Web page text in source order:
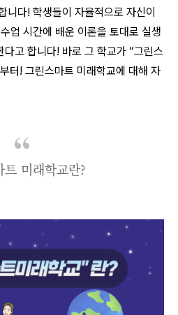
니다! 학생들이 자율적으로 자신이
업 시간에 배운 이론을 토대로 실생
고 합니다! 바로 그 학교가 “그린스
터! 그린스마트 미래학교에 대해 자
트 미래학교란?